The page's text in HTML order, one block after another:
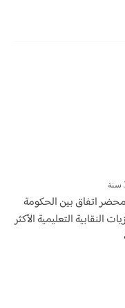
اتفاق بين الحكومة
النقابية التعليمية الأكثر